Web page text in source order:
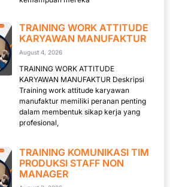
TRAINING WORK ATTITUDE
KARYAWAN MANUFAKTUR
August 4, 2026
TRAINING WORK ATTITUDE
KARYAWAN MANUFAKTUR Deskripsi
Training work attitude karyawan
manufaktur memiliki peranan penting
dalam membentuk sikap kerja yang
profesional,
TRAINING KOMUNIKASI TIM
PRODUKSI STAFF NON
MANAGER